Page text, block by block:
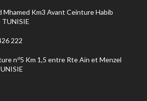
Mhamed Km3 Avant Ceinture Habib
TUNISIE
222
no5 Km 1,5 entre Rte Aïn et Menzel